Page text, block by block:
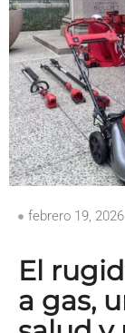
febrero 19, 2026
El
a gas,